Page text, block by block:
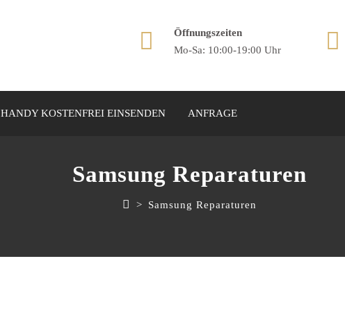
Öffnungszeiten
Mo-Sa: 10:00-19:00 Uhr
HANDY KOSTENFREI EINSENDEN ANFRAGE
Samsung Reparaturen
> Samsung Reparaturen